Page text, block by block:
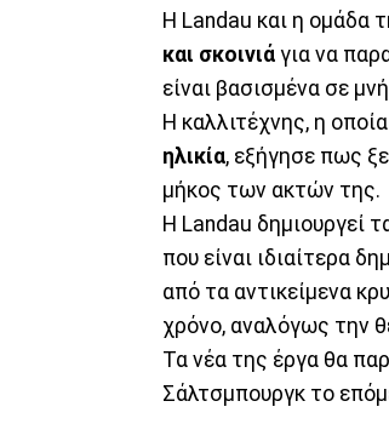
Η Landau και η ομάδα
και σκοινιά για να
είναι βασισμένα σε
Η καλλιτέχνης, η οποία
ηλικία, εξήγησε πως
μήκος των ακτών της.
Η Landau δημιουργεί
που είναι ιδιαίτερα
από τα αντικείμενα
χρόνο, αναλόγως την
Τα νέα της έργα θα
Σάλτσμπουργκ το